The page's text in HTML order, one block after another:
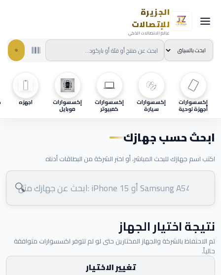
الجزيرة
للإتصالات
عالم الاتصالات الذكي
إكسسوارات
أجهزة لوحية
إكسسوارات
سيارة
إكسسوارات
كمبيوتر
إكسسوارات
موبايل
اجهزه
ابحث حسب جهازك
اكتب اسم جهازك للبحث المباشر، أو اختر الشركة من البطاقات أدناه
🔍
نتيجة اختيار الجهاز
تم الاحتفاظ بالشركة والجهاز المختارين حتى لو لم تتوفر اكسسوارات متوافقة
حالياً.
تغيير الاختيار